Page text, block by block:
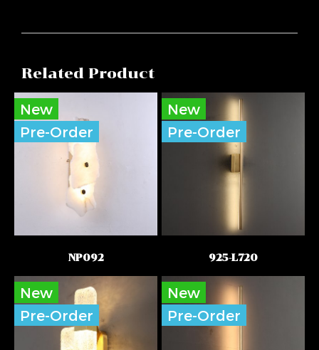
Related Product
New
Pre-Order
NP092
New
Pre-Order
925-L720
New
Pre-Order
New
Pre-Order